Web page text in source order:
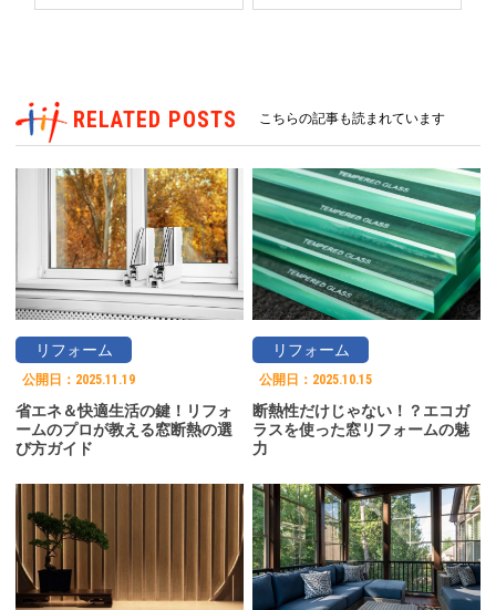
RELATED POSTS こちらの記事も読まれています
リフォーム
公開日： 2025.11.19
省エネ＆快適生活の鍵！リフォ
ームのプロが教える窓断熱の選
び方ガイド
リフォーム
公開日： 2025.10.15
断熱性だけじゃない！？エコガ
ラスを使った窓リフォームの魅
力